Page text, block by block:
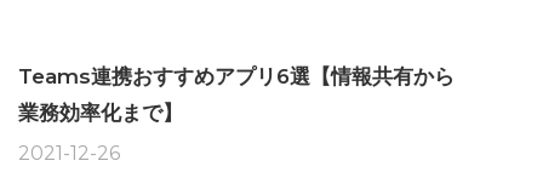
Teams連携おすすめアプリ6選【情報共有から
業務効率化まで】
2021-12-26